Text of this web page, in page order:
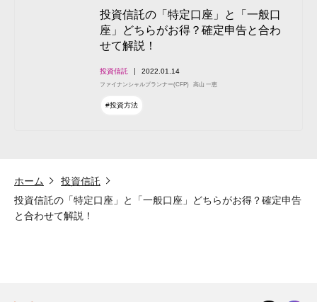
投資信託の「特定口座」と「一般口
座」どちらがお得？確定申告と合わ
せて解説！
投資信託 2022.01.14
ファイナンシャルプランナー(CFP) 高山 一恵
#投資方法
ホーム
投資信託
投資信託の「特定口座」と「一般口座」どちらがお得？確定申告
と合わせて解説！